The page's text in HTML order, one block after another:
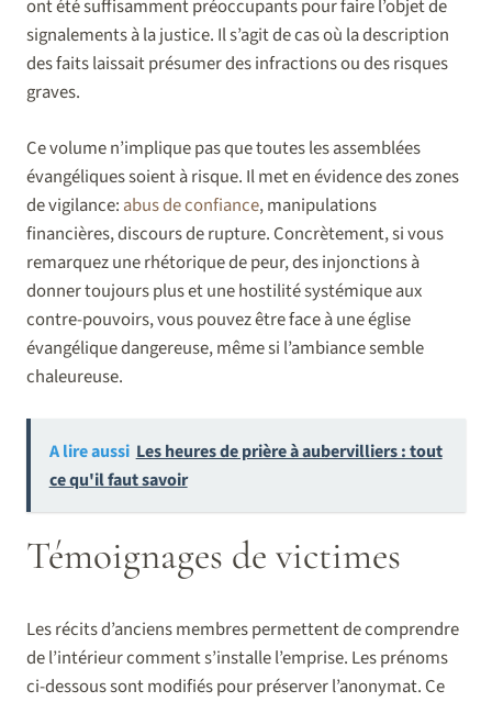
ont été suffisamment préoccupants pour faire l’objet de
signalements à la justice. Il s’agit de cas où la description
des faits laissait présumer des infractions ou des risques
graves.
Ce volume n’implique pas que toutes les assemblées
évangéliques soient à risque. Il met en évidence des zones
de vigilance: abus de confiance, manipulations
financières, discours de rupture. Concrètement, si vous
remarquez une rhétorique de peur, des injonctions à
donner toujours plus et une hostilité systémique aux
contre-pouvoirs, vous pouvez être face à une église
évangélique dangereuse, même si l’ambiance semble
chaleureuse.
A lire aussi Les heures de prière à aubervilliers : tout
ce qu'il faut savoir
Témoignages de victimes
Les récits d’anciens membres permettent de comprendre
de l’intérieur comment s’installe l’emprise. Les prénoms
ci-dessous sont modifiés pour préserver l’anonymat. Ce